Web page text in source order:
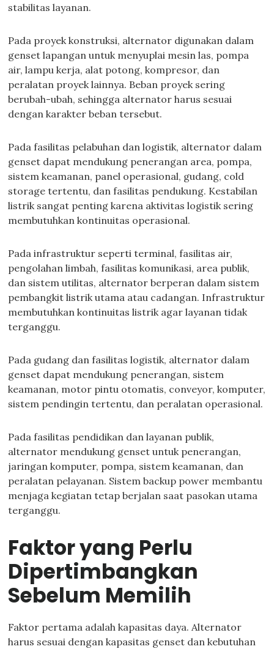
stabilitas layanan.
Pada proyek konstruksi, alternator digunakan dalam
genset lapangan untuk menyuplai mesin las, pompa
air, lampu kerja, alat potong, kompresor, dan
peralatan proyek lainnya. Beban proyek sering
berubah-ubah, sehingga alternator harus sesuai
dengan karakter beban tersebut.
Pada fasilitas pelabuhan dan logistik, alternator dalam
genset dapat mendukung penerangan area, pompa,
sistem keamanan, panel operasional, gudang, cold
storage tertentu, dan fasilitas pendukung. Kestabilan
listrik sangat penting karena aktivitas logistik sering
membutuhkan kontinuitas operasional.
Pada infrastruktur seperti terminal, fasilitas air,
pengolahan limbah, fasilitas komunikasi, area publik,
dan sistem utilitas, alternator berperan dalam sistem
pembangkit listrik utama atau cadangan. Infrastruktur
membutuhkan kontinuitas listrik agar layanan tidak
terganggu.
Pada gudang dan fasilitas logistik, alternator dalam
genset dapat mendukung penerangan, sistem
keamanan, motor pintu otomatis, conveyor, komputer,
sistem pendingin tertentu, dan peralatan operasional.
Pada fasilitas pendidikan dan layanan publik,
alternator mendukung genset untuk penerangan,
jaringan komputer, pompa, sistem keamanan, dan
peralatan pelayanan. Sistem backup power membantu
menjaga kegiatan tetap berjalan saat pasokan utama
terganggu.
Faktor yang Perlu
Dipertimbangkan
Sebelum Memilih
Faktor pertama adalah kapasitas daya. Alternator
harus sesuai dengan kapasitas genset dan kebutuhan